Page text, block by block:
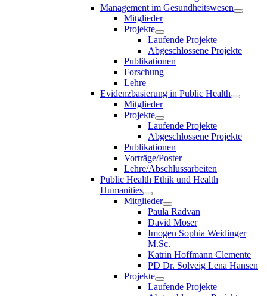
Management im Gesundheitswesen
Mitglieder
Projekte
Laufende Projekte
Abgeschlossene Projekte
Publikationen
Forschung
Lehre
Evidenzbasierung in Public Health
Mitglieder
Projekte
Laufende Projekte
Abgeschlossene Projekte
Publikationen
Vorträge/Poster
Lehre/Abschlussarbeiten
Public Health Ethik und Health
Humanities
Mitglieder
Paula Radvan
David Moser
Imogen Sophia Weidinger
M.Sc.
Katrin Hoffmann Clemente
PD Dr. Solveig Lena Hansen
Projekte
Laufende Projekte